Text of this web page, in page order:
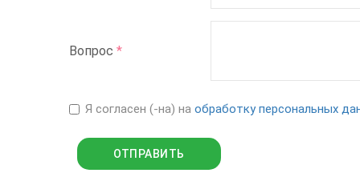
Вопрос *
Я согласен (-на) на обработку персональных